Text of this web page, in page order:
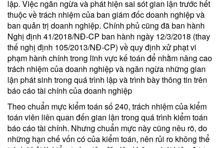
lập. Việc ngăn ngừa và phát hiện sai sót gian lận trước hết
thuộc về trách nhiệm của ban giám đốc doanh nghiệp và
ban quản trị doanh nghiệp. Chính phủ cũng đã ban hành
Nghị định 41/2018/NĐ-CP ban hành ngày 12/3/2018 (thay
thế nghị định 105/2013/NĐ-CP) về quy định xử phạt vi
phạm hành chính trong lĩnh vực kế toán để nhằm nâng cao
trách nhiệm của doanh nghiệp và ngăn ngừa những gian
lận phát sinh trong quá trình lập và trình bày thông tin trên
báo cáo tài chính của doanh nghiệp
Theo chuẩn mực kiểm toán số 240, trách nhiệm của kiểm
toán viên liên quan đến gian lận trong quá trình kiểm toán
báo cáo tài chính. Nhưng chuẩn mực này cũng nêu rõ, do
những hạn chế vốn có của kiểm toán, nên rủi ro không thể